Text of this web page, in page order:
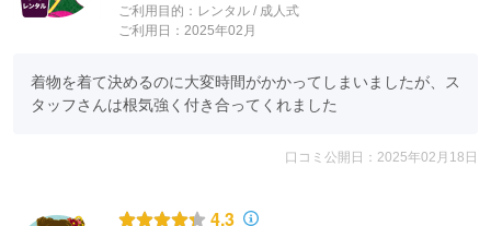
ご利用目的： レンタル / 成人式
ご利用日：2025年02月
着物を着て決めるのに大変時間がかかってしまいましたが、ス
タッフさんは根気強く付き合ってくれました
口コミ公開日：2025年02月18日
4.3